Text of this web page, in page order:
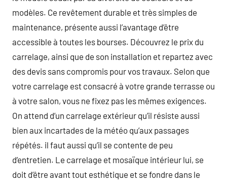
modèles. Ce revêtement durable et très simples de
maintenance, présente aussi l’avantage d’être
accessible à toutes les bourses. Découvrez le prix du
carrelage, ainsi que de son installation et repartez avec
des devis sans compromis pour vos travaux. Selon que
votre carrelage est consacré à votre grande terrasse ou
à votre salon, vous ne fixez pas les mêmes exigences.
On attend d’un carrelage extérieur qu’il résiste aussi
bien aux incartades de la météo qu’aux passages
répétés. il faut aussi qu’il se contente de peu
d’entretien. Le carrelage et mosaïque intérieur lui, se
doit d’être avant tout esthétique et se fondre dans le